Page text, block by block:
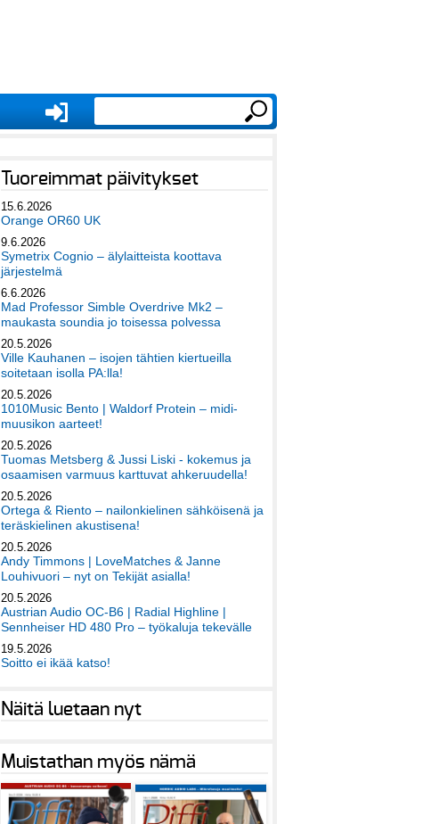
Tuoreimmat päivitykset
15.6.2026
Orange OR60 UK
9.6.2026
Symetrix Cognio – älylaitteista koottava
järjestelmä
6.6.2026
Mad Professor Simble Overdrive Mk2 –
maukasta soundia jo toisessa polvessa
20.5.2026
Ville Kauhanen – isojen tähtien kiertueilla
soitetaan isolla PA:lla!
20.5.2026
1010Music Bento | Waldorf Protein – midi-
muusikon aarteet!
20.5.2026
Tuomas Metsberg & Jussi Liski - kokemus ja
osaamisen varmuus karttuvat ahkeruudella!
20.5.2026
Ortega & Riento – nailonkielinen sähköisenä ja
teräskielinen akustisena!
20.5.2026
Andy Timmons | LoveMatches & Janne
Louhivuori – nyt on Tekijät asialla!
20.5.2026
Austrian Audio OC-B6 | Radial Highline |
Sennheiser HD 480 Pro – työkaluja tekevälle
19.5.2026
Soitto ei ikää katso!
Näitä luetaan nyt
Muistathan myös nämä